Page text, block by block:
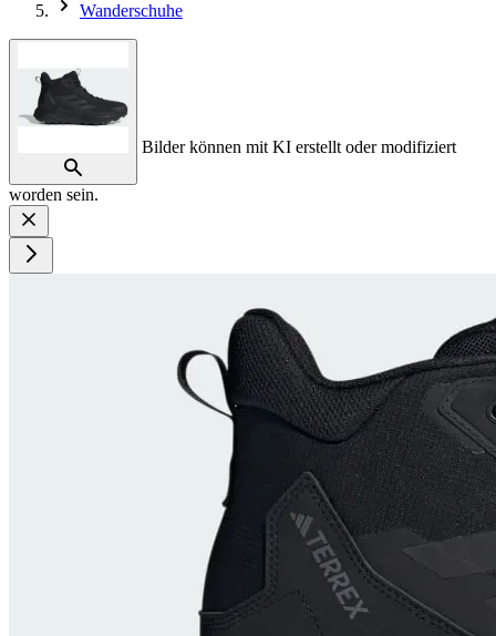
Wanderschuhe
Bilder können mit KI erstellt oder modifiziert
worden sein.